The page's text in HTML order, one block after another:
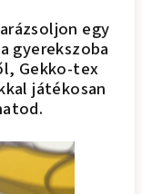
egy
gyerekszoba
Gekko-tex
játékosan